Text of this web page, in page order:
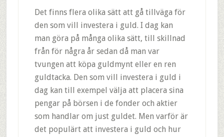
Det finns flera olika sätt att gå tillväga för
den som vill investera i guld. I dag kan
man göra på många olika sätt, till skillnad
från för några år sedan då man var
tvungen att köpa guldmynt eller en ren
guldtacka. Den som vill investera i guld i
dag kan till exempel välja att placera sina
pengar på börsen i de fonder och aktier
som handlar om just guldet. Men varför är
det populärt att investera i guld och hur